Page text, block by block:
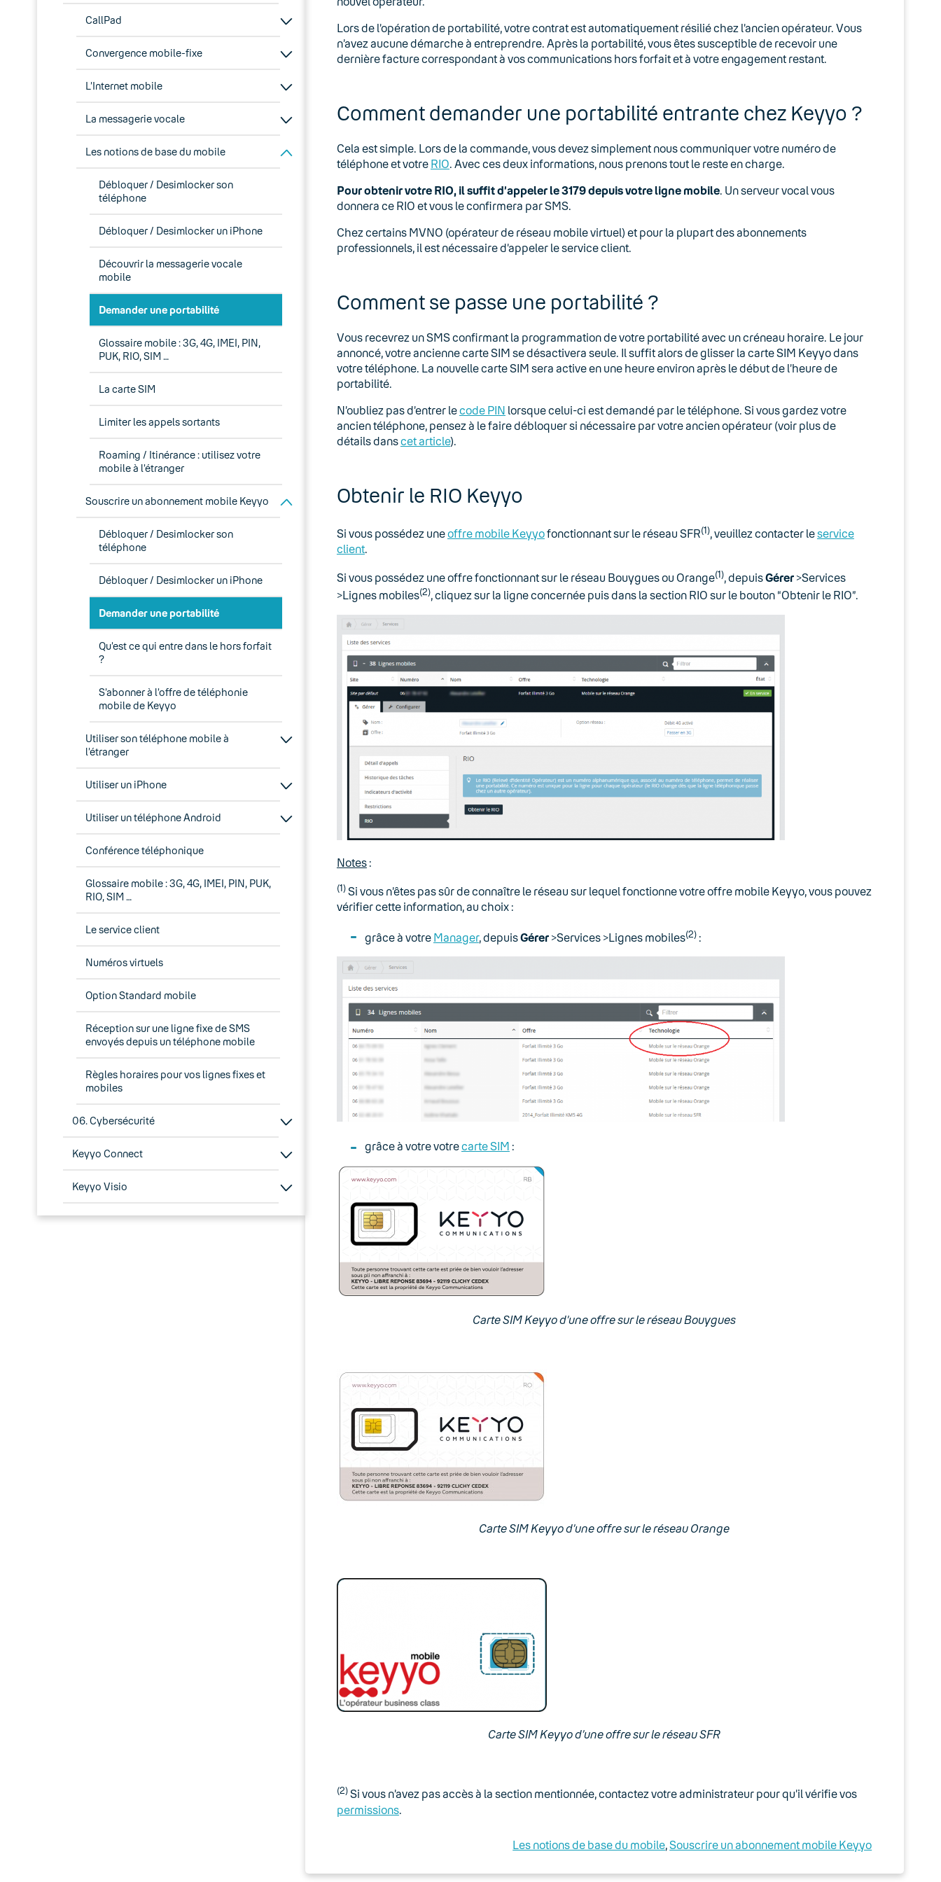
CallPad
Convergence mobile-fixe
L’Internet mobile
La messagerie vocale
Les notions de base du mobile
Débloquer / Desimlocker son
téléphone
Débloquer / Desimlocker un iPhone
Découvrir la messagerie vocale
mobile
Demander une portabilité
Glossaire mobile : 3G, 4G, IMEI, PIN,
PUK, RIO, SIM …
La carte SIM
Limiter les appels sortants
Roaming / Itinérance : utilisez votre
mobile à l’étranger
Souscrire un abonnement mobile Keyyo
Débloquer / Desimlocker son
téléphone
Débloquer / Desimlocker un iPhone
Demander une portabilité
Qu’est ce qui entre dans le hors forfait
?
S’abonner à l’offre de téléphonie
mobile de Keyyo
Utiliser son téléphone mobile à
l’étranger
Utiliser un iPhone
Utiliser un téléphone Android
Conférence téléphonique
Glossaire mobile : 3G, 4G, IMEI, PIN, PUK,
RIO, SIM …
Le service client
Numéros virtuels
Option Standard mobile
Réception sur une ligne fixe de SMS
envoyés depuis un téléphone mobile
Règles horaires pour vos lignes fixes et
mobiles
06. Cybersécurité
Keyyo Connect
Keyyo Visio
Lors de l’opération de portabilité, votre contrat est automatiquement résilié chez l’ancien opérateur. Vous
n’avez aucune démarche à entreprendre. Après la portabilité, vous êtes susceptible de recevoir une
dernière facture correspondant à vos communications hors forfait et à votre engagement restant.
Comment demander une portabilité entrante chez Keyyo ?
Cela est simple. Lors de la commande, vous devez simplement nous communiquer votre numéro de
téléphone et votre RIO. Avec ces deux informations, nous prenons tout le reste en charge.
Pour obtenir votre RIO, il suffit d’appeler le 3179 depuis votre ligne mobile. Un serveur vocal vous
donnera ce RIO et vous le confirmera par SMS.
Chez certains MVNO (opérateur de réseau mobile virtuel) et pour la plupart des abonnements
professionnels, il est nécessaire d’appeler le service client.
Comment se passe une portabilité ?
Vous recevrez un SMS confirmant la programmation de votre portabilité avec un créneau horaire. Le jour
annoncé, votre ancienne carte SIM se désactivera seule. Il suffit alors de glisser la carte SIM Keyyo dans
votre téléphone. La nouvelle carte SIM sera active en une heure environ après le début de l’heure de
portabilité.
N’oubliez pas d’entrer lecode PIN lorsque celui-ci est demandé par le téléphone. Si vous gardez votre
ancien téléphone, pensez à le faire débloquer si nécessaire par votre ancien opérateur (voir plus de
détails danscet article).
Obtenir le RIO Keyyo
Si vous possédez uneoffre mobile Keyyofonctionnant sur le réseau SFR(1), veuillez contacter leservice
client.
Si vous possédez une offre fonctionnant sur le réseau Bouygues ou Orange(1), depuisGérer>Services
>Lignes mobiles(2), cliquez sur la ligne concernée puis dans la section RIO sur le bouton “Obtenir le RIO”.
Notes:
(1)Si vous n’êtes pas sûr de connaître le réseau sur lequel fonctionne votre offre mobile Keyyo, vous pouvez
vérifier cette information, au choix :
grâce à votre Manager, depuisGérer>Services >Lignes mobiles(2):
grâce à votre votrecarte SIM :
Carte SIM Keyyo d’une offre sur le réseau Bouygues
Carte SIM Keyyo d’une offre sur le réseau Orange
Carte SIM Keyyo d’une offre sur le réseau SFR
(2)Si vous n’avez pas accès à la section mentionnée, contactez votre administrateur pour qu’il vérifie vos
permissions.
Les notions de base du mobile , Souscrire un abonnement mobile Keyyo